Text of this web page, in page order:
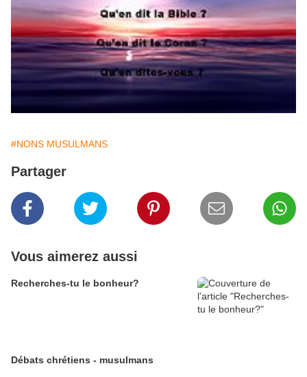
#NONS MUSULMANS
Partager
Vous aimerez aussi
Recherches-tu le bonheur?